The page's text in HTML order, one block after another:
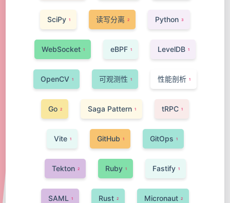
SciPy 1 读写分离 2 Python 3
WebSocket 1 eBPF 1 LevelDB 1
OpenCV 1 可观测性 1 性能剖析 1
Go 2 Saga Pattern 1 tRPC 1
Vite 1 GitHub 1 GitOps 1
Tekton 2 Ruby 1 Fastify 1
SAML 1 Rust 2 Micronaut 2